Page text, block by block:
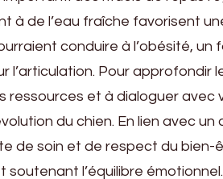
à de l’eau fraîche favorisent
conduire à l’obésité, un
l’articulation. Pour approfondir
ressources et à dialoguer avec
du chien. En lien avec un
de soin et de respect du bien-
soutenant l’équilibre émotionnel.